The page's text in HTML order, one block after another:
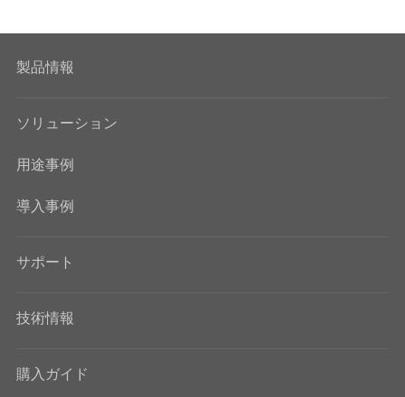
製品情報
ソリューション
用途事例
導入事例
サポート
技術情報
購入ガイド